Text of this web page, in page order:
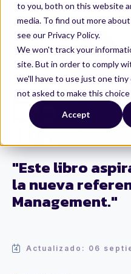
to you, both on this website
media. To find out more
see our Privacy Policy.
We won't track your
site. But in order to comply
we'll have to use just one
not asked to make this choice
Accept
"Este libro
la nueva
Management."
Actualizado: 06